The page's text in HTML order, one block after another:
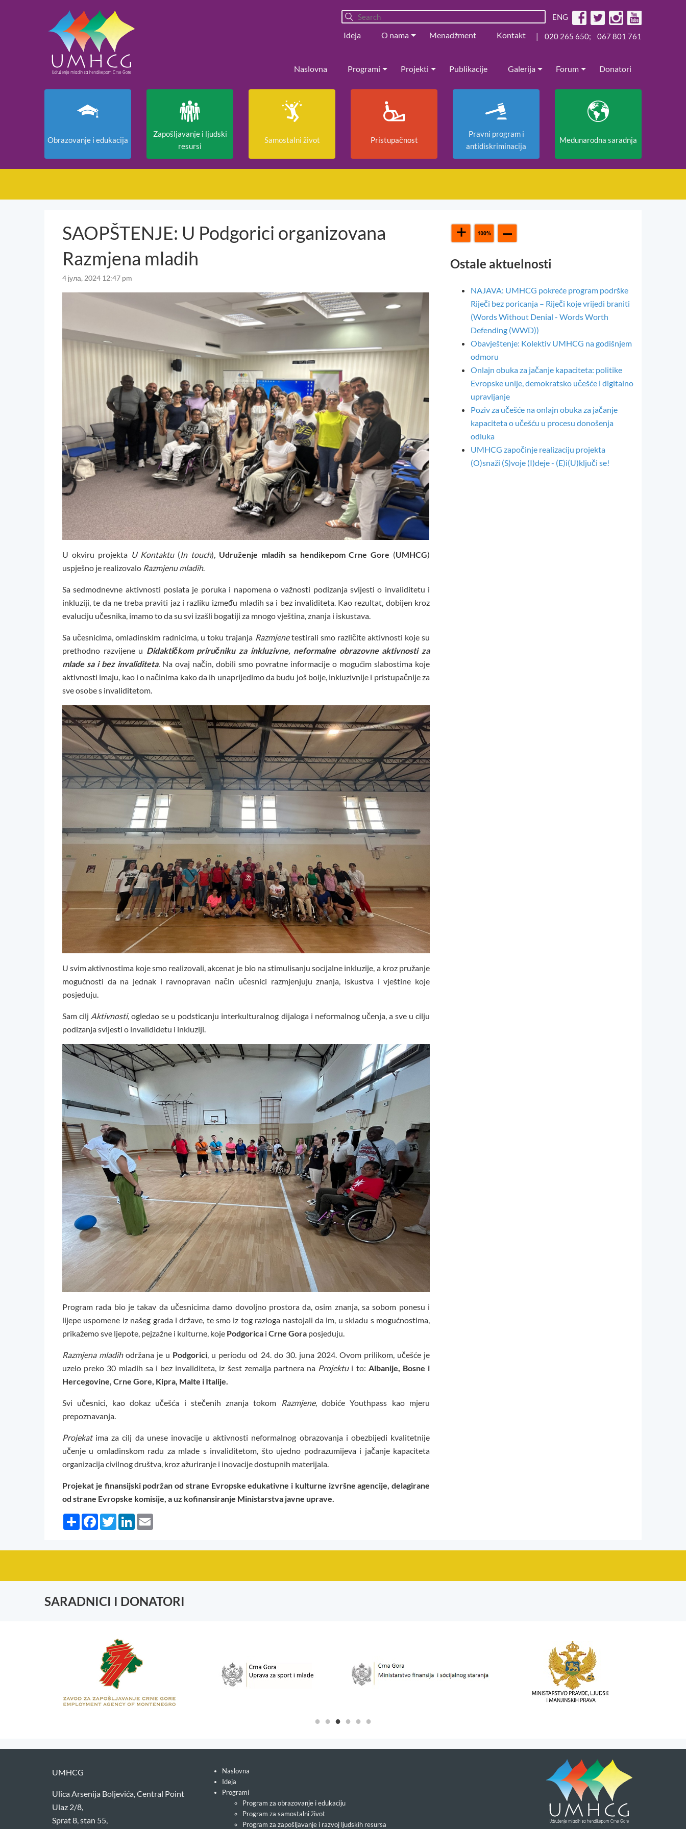
ENG
Ideja O nama Menadžment Kontakt | 020 265 650; 067 801 761
Naslovna Programi Projekti Publikacije Galerija Forum Donatori
Obrazovanje i edukacija
Zapošljavanje i ljudski
resursi
Samostalni život Pristupačnost
Pravni program i
antidiskriminacija
Međunarodna saradnja
SAOPŠTENJE: U Podgorici organizovana
Razmjena mladih
4 јула, 2024 12:47 pm
U okviru projekta U Kontaktu(In touch), Udruženje mladih sa hendikepom Crne Gore (UMHCG)
uspješno je realizovalo Razmjenu mladih.
Sa sedmodnevne aktivnosti poslata je poruka i napomena o važnosti podizanja svijesti o invaliditetu i
inkluziji, te da ne treba praviti jaz i razliku između mladih sa i bez invaliditeta. Kao rezultat, dobijen kroz
evaluciju učesnika, imamo to da su svi izašli bogatiji za mnogo vještina, znanja i iskustava.
Sa učesnicima, omladinskim radnicima, u toku trajanja Razmjenetestirali smo različite aktivnosti koje su
prethodno razvijene u Didaktičkom priručniku za inkluzivne, neformalne obrazovne aktivnosti za
mlade sa i bez invaliditeta. Na ovaj način, dobili smo povratne informacije o mogućim slabostima koje
aktivnosti imaju, kao i o načinima kako da ih unaprijedimo da budu još bolje, inkluzivnije i pristupačnije za
sve osobe s invaliditetom.
U svim aktivnostima koje smo realizovali, akcenat je bio na stimulisanju socijalne inkluzije, a kroz pružanje
mogućnosti da na jednak i ravnopravan način učesnici razmjenjuju znanja, iskustva i vještine koje
posjeduju.
Sam cilj Aktivnosti, ogledao se u podsticanju interkulturalnog dijaloga i neformalnog učenja, a sve u cilju
podizanja svijesti o invalididetu i inkluziji.
Program rada bio je takav da učesnicima damo dovoljno prostora da, osim znanja, sa sobom ponesu i
lijepe uspomene iz našeg grada i države, te smo iz tog razloga nastojali da im, u skladu s mogućnostima,
prikažemo sve ljepote, pejzažne i kulturne, koje Podgorica i Crne Gora posjeduju.
Razmjena mladihodržana je u Podgorici, u periodu od 24. do 30. juna 2024. Ovom prilikom, učešće je
uzelo preko 30 mladih sa i bez invaliditeta, iz šest zemalja partnera na Projektu i to: Albanije, Bosne i
Hercegovine, Crne Gore, Kipra, Malte i Italije.
Svi učesnici, kao dokaz učešća i stečenih znanja tokom Razmjene, dobiće Youthpass kao mjeru
prepoznavanja.
Projekatima za cilj da unese inovacije u aktivnosti neformalnog obrazovanja i obezbijedi kvalitetnije
učenje u omladinskom radu za mlade s invaliditetom, što ujedno podrazumijeva i jačanje kapaciteta
organizacija civilnog društva, kroz ažuriranje i inovacije dostupnih materijala.
Projekat je finansijski podržan od strane Evropske edukativne i kulturne izvršne agencije, delagirane
od strane Evropske komisije, a uz kofinansiranje Ministarstva javne uprave.
Share FacebookTwitterLinkedIn
Ostale aktuelnosti
NAJAVA: UMHCG pokreće program podrške
Riječi bez poricanja – Riječi koje vrijedi braniti
(Words Without Denial - Words Worth
Defending (WWD))
Obavještenje: Kolektiv UMHCG na godišnjem
odmoru
Onlajn obuka za jačanje kapaciteta: politike
Evropske unije, demokratsko učešće i digitalno
upravljanje
Poziv za učešće na onlajn obuka za jačanje
kapaciteta o učešću u procesu donošenja
odluka
UMHCG započinje realizaciju projekta
(O)snaži (S)voje (I)deje - (E)i(U)ključi se!
SARADNICI I DONATORI
UMHCG
Ulica Arsenija Boljevića, Central Point
Ulaz 2/8,
Sprat 8, stan 55,
Naslovna
Ideja
Programi
Program za obrazovanje i edukaciju
Program za samostalni život
Program za zapošljavanje i razvoj ljudskih resursa